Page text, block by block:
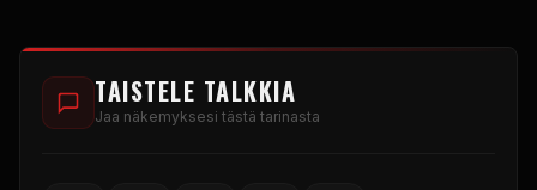
TAISTELE TALKKIA
Jaa näkemyksesi tästä tarinasta